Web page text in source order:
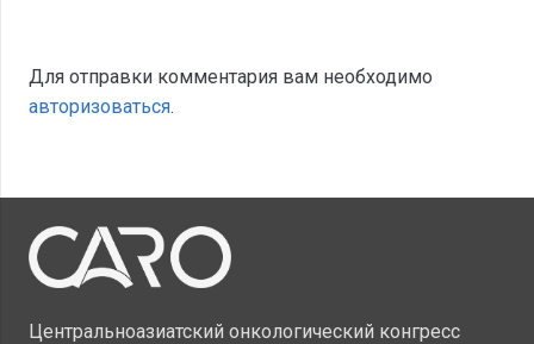
Для отправки комментария вам необходимо
авторизоваться.
Центральноазиатский онкологический конгресс